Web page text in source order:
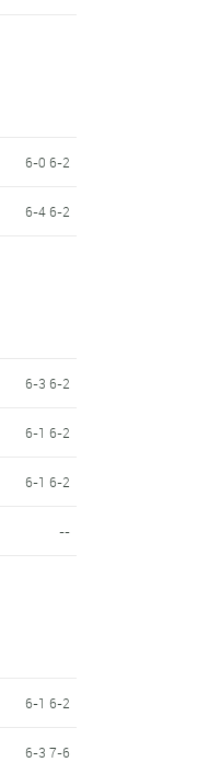
6-0 6-2
6-4 6-2
6-3 6-2
6-1 6-2
6-1 6-2
--
6-1 6-2
6-3 7-6